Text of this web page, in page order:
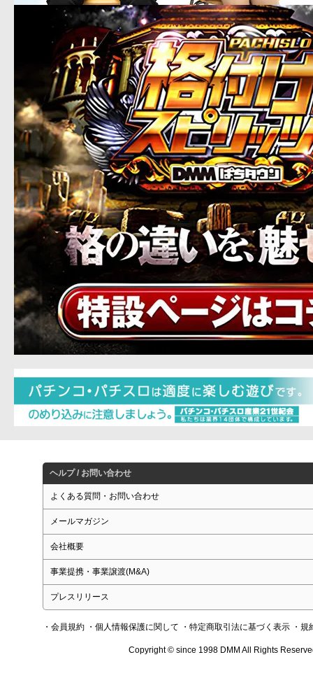
ヘルプ / お問い合わせ
よくある質問・お問い合わせ
メールマガジン
会社概要
事業提携・事業譲渡(M&A)
プレスリリース
・会員規約 ・個人情報保護に関して ・特定商取引法に基づく表示 ・規
Copyright © since 1998 DMM All Rights